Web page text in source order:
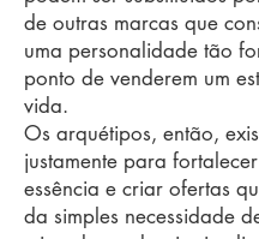
de outras marcas que
uma personalidade tão
ponto de venderem um
vida.
Os arquétipos, então,
justamente para
essência e criar ofertas
da simples necessidade